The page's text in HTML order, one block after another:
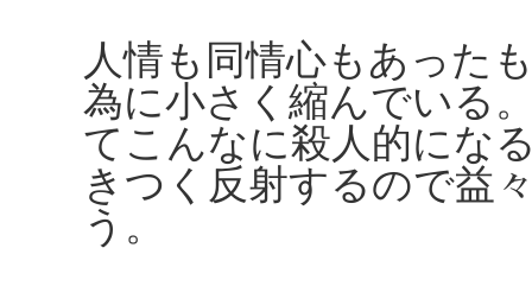
人情も同情心もあった
為に小さく縮んでいる
てこんなに殺人的にな
きつく反射するので益
う。